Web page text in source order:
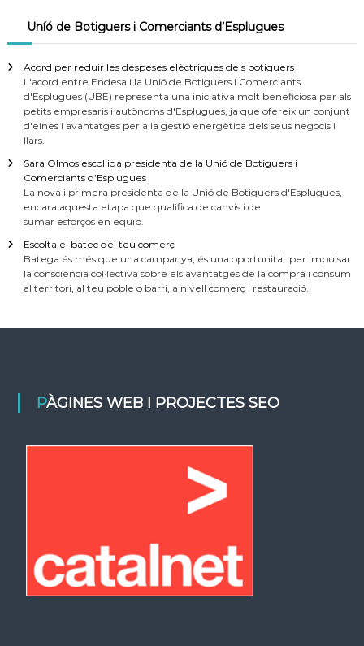
Uníó de Botiguers i Comerciants d’Esplugues
Acord per reduir les despeses elèctriques dels botiguers
L'acord entre Endesa i la Unió de Botiguers i Comerciants
d'Esplugues (UBE) representa una iniciativa molt beneficiosa per als
petits empresaris i autònoms d'Esplugues, ja que ofereix un conjunt
d'eines i avantatges per a la gestió energètica dels seus negocis i
llars.
Sara Olmos escollida presidenta de la Unió de Botiguers i
Comerciants d’Esplugues
La nova i primera presidenta de la Unió de Botiguers d'Esplugues,
encara aquesta etapa que qualifica de canvis i de
sumar esforços en equip.
Escolta el batec del teu comerç
Batega és més que una campanya, és una oportunitat per impulsar
la consciència col·lectiva sobre els avantatges de la compra i consum
al territori, al teu poble o barri, a nivell comerç i restauració.
PÀGINES WEB I PROJECTES SEO